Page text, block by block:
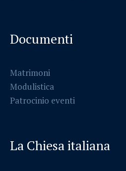
Documenti
Matrimoni
Modulistica
Patrocinio eventi
La Chiesa italiana